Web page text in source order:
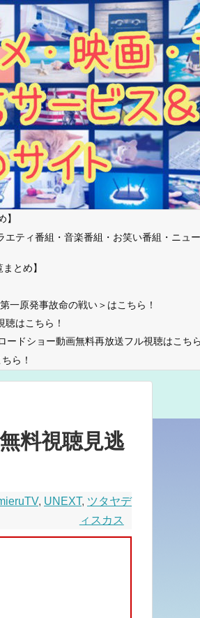
ティ番組・音楽番組・お笑い番組・ニュ
とめ】
一原発事故命の戦い＞はこちら！
はこちら！
ドショー動画無料再放送フル視聴はこちら
ら！
料視聴見逃
, UNEXT, ツタヤデ
ィスカス